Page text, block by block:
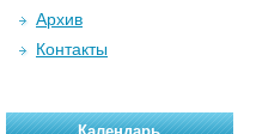
Архив
Контакты